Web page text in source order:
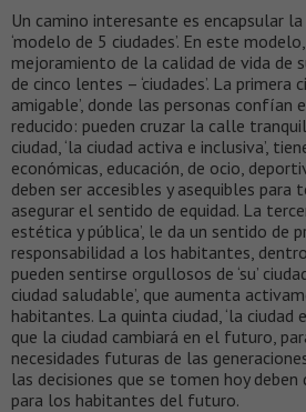
Un camino interesante es encapsular
‘modelo de 5 ciudades’. En este
mejoramiento de la calidad de vida de
de cinco lentes – ‘ciudades’. La primera
amigable’, donde las personas confían
reducido: pueden cruzar la calle
ciudad, ‘la ciudad activa e inclusiva’,
económicas, educación, de ocio,
deben ser accesibles y asequibles para
asegurar el sentido de equidad. La
estética y pública’, le da un sentido de
responsabilidad a los habitantes,
pueden sentirse orgullosos de ‘su’
ciudad saludable’, que aumenta
habitantes. La quinta ciudad, ‘la ciudad
que la ciudad cambiará en el futuro,
necesidades futuras de las
las decisiones que se tomen hoy
para los habitantes del futuro.